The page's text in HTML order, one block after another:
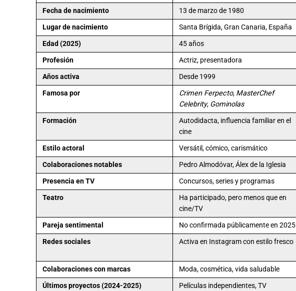
Fecha de nacimiento
13 de marzo de 1980
Lugar de nacimiento
Santa Brígida, Gran Canaria, España
Edad (2025)
45 años
Profesión
Actriz, presentadora
Años activa
Desde 1999
Famosa por
Crimen Ferpecto, MasterChef
Celebrity, Gominolas
Formación
Autodidacta, influencia familiar en el
cine
Estilo actoral Versátil, cómico, carismático
Colaboraciones notables
Pedro Almodóvar, Álex de la Iglesia
Presencia en TV
Concursos, series y programas
Teatro
Ha participado, pero menos que en
cine/TV
Pareja sentimental No confirmada públicamente en 2025
Redes sociales
Activa en Instagram con estilo fresco
Colaboraciones con marcas
Moda, cosmética, vida saludable
Últimos proyectos (2024-2025)
Películas independientes, TV